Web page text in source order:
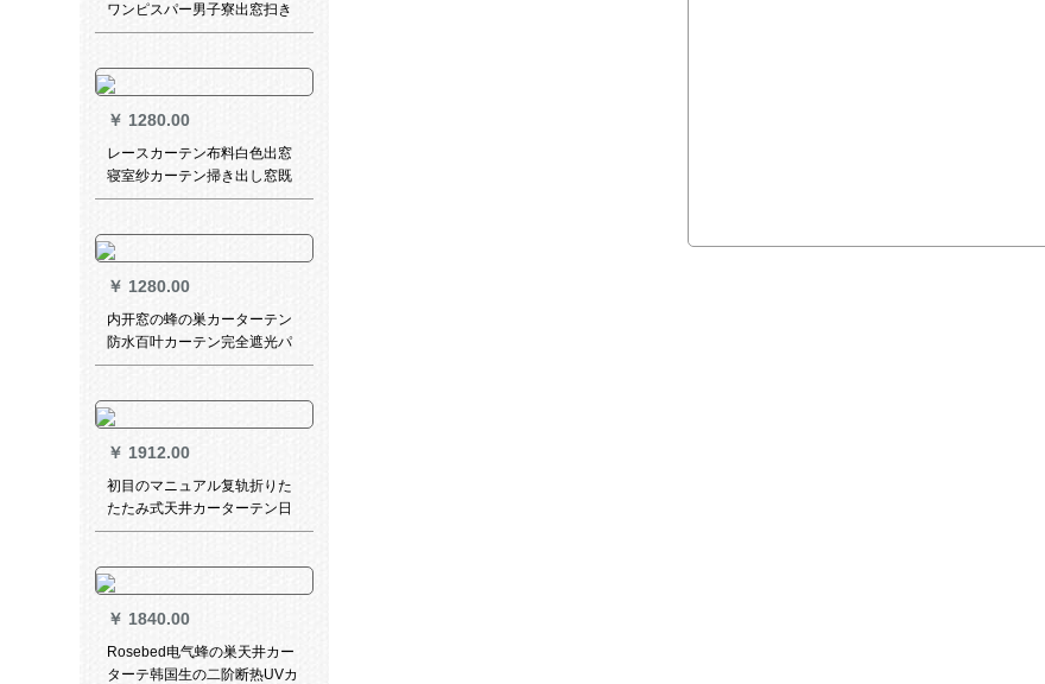
ワンピスパー男子寮出窓扫き
出窓二次元遮光布黒の帽子幅
￥ 1280.00
レースカーテン布料白色出窓
寝室纱カーテン掃き出し窓既
製カーテンベランダ白纱北欧
ーテン 打孔加工(款式留言) 宽
3.0*高2.7一片
￥ 1280.00
内开窓の蜂の巣カーターテン
防水百叶カーテン完全遮光パ
ン要ららないージッチがライ
￥ 1912.00
初目のマニュアル复轨折りた
たたみ式天井カーターテン日
光房サンバストートダウンダ
准価格
￥ 1840.00
Rosebed电气蜂の巣天井カー
ターテ韩国生の二阶断热UVカ